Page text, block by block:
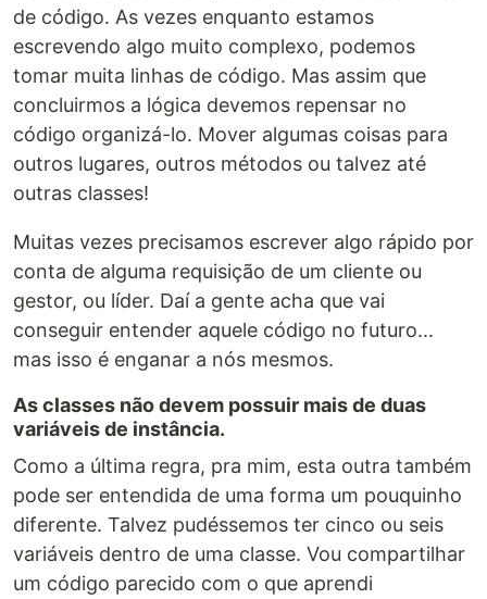
de código. As vezes enquanto estamos
escrevendo algo muito complexo, podemos
tomar muita linhas de código. Mas assim que
concluirmos a lógica devemos repensar no
código organizá-lo. Mover algumas coisas para
outros lugares, outros métodos ou talvez até
outras classes!
Muitas vezes precisamos escrever algo rápido por
conta de alguma requisição de um cliente ou
gestor, ou líder. Daí a gente acha que vai
conseguir entender aquele código no futuro...
mas isso é enganar a nós mesmos.
As classes não devem possuir mais de duas
variáveis de instância.
Como a última regra, pra mim, esta outra também
pode ser entendida de uma forma um pouquinho
diferente. Talvez pudéssemos ter cinco ou seis
variáveis dentro de uma classe. Vou compartilhar
um código parecido com o que aprendi